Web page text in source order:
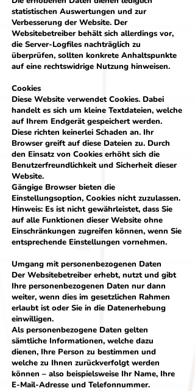
statistischen Auswertungen und zur
Verbesserung der Website. Der
Websitebetreiber behält sich allerdings vor,
die Server-Logfiles nachträglich zu
überprüfen, sollten konkrete Anhaltspunkte
auf eine rechtswidrige Nutzung hinweisen.
Cookies
Diese Website verwendet Cookies. Dabei
handelt es sich um kleine Textdateien, welche
auf Ihrem Endgerät gespeichert werden.
Diese richten keinerlei Schaden an. Ihr
Browser greift auf diese Dateien zu. Durch
den Einsatz von Cookies erhöht sich die
Benutzerfreundlichkeit und Sicherheit dieser
Website.
Gängige Browser bieten die
Einstellungsoption, Cookies nicht zuzulassen.
Hinweis: Es ist nicht gewährleistet, dass Sie
auf alle Funktionen dieser Website ohne
Einschränkungen zugreifen können, wenn Sie
entsprechende Einstellungen vornehmen.
Umgang mit personenbezogenen Daten
Der Websitebetreiber erhebt, nutzt und gibt
Ihre personenbezogenen Daten nur dann
weiter, wenn dies im gesetzlichen Rahmen
erlaubt ist oder Sie in die Datenerhebung
einwilligen.
Als personenbezogene Daten gelten
sämtliche Informationen, welche dazu
dienen, Ihre Person zu bestimmen und
welche zu Ihnen zurückverfolgt werden
können – also beispielsweise Ihr Name, Ihre
E-Mail-Adresse und Telefonnummer.